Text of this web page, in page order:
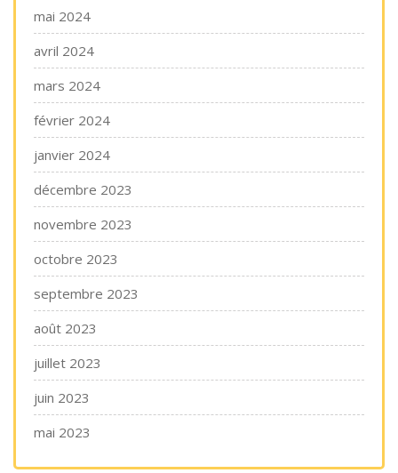
mai 2024
avril 2024
mars 2024
février 2024
janvier 2024
décembre 2023
novembre 2023
octobre 2023
septembre 2023
août 2023
juillet 2023
juin 2023
mai 2023